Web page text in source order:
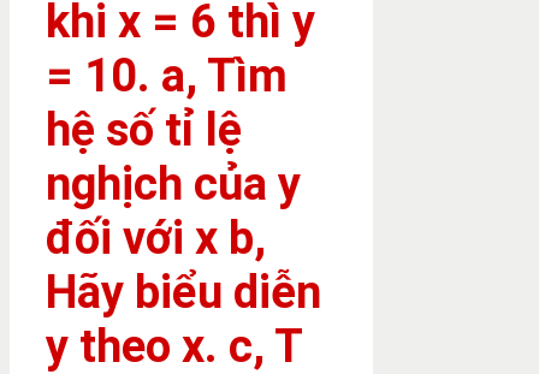
khi x = 6 thì y
= 10. a, Tìm
hệ số tỉ lệ
nghịch của y
đối với x b,
Hãy biểu diễn
y theo x. c, T